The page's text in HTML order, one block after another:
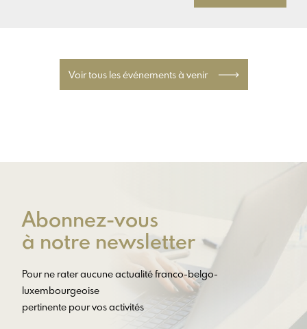
Voir tous les événements à venir
Abonnez-vous
à notre newsletter
Pour ne rater aucune actualité franco-belgo-
luxembourgeoise
pertinente pour vos activités